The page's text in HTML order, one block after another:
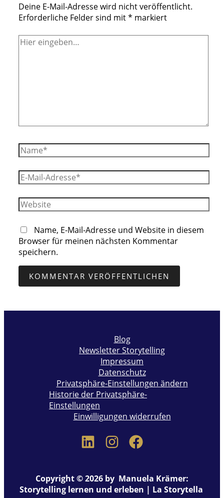
Deine E-Mail-Adresse wird nicht veröffentlicht.
Erforderliche Felder sind mit* markiert
Hier
eingeben…
Name*
E-
Mail-
Adresse*
Website
Name, E-Mail-Adresse und Website in diesem
Browser für meinen nächsten Kommentar
speichern.
Blog
Newsletter Storytelling
Impressum
Datenschutz
Privatsphäre-Einstellungen ändern
Historie der Privatsphäre-
Einstellungen
Einwilligungen widerrufen
Copyright © 2026 by Manuela Krämer:
Storytelling lernen und erleben | La Storytella